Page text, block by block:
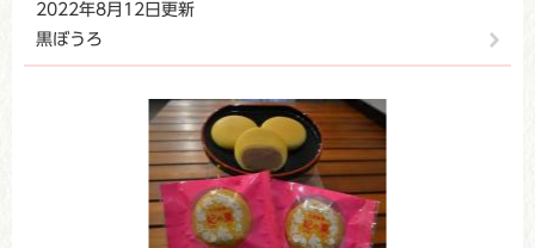
2022年8月12日更新
黒ぼうろ